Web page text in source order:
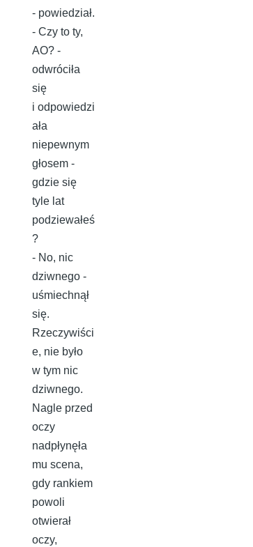
- powiedział.
- Czy to ty,
AO? -
odwróciła
się
i odpowiedzi
ała
niepewnym
głosem -
gdzie się
tyle lat
podziewałeś
?
- No, nic
dziwnego -
uśmiechnął
się.
Rzeczywiści
e, nie było
w tym nic
dziwnego.
Nagle przed
oczy
nadpłynęła
mu scena,
gdy rankiem
powoli
otwierał
oczy,